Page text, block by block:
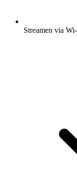
Streamen via